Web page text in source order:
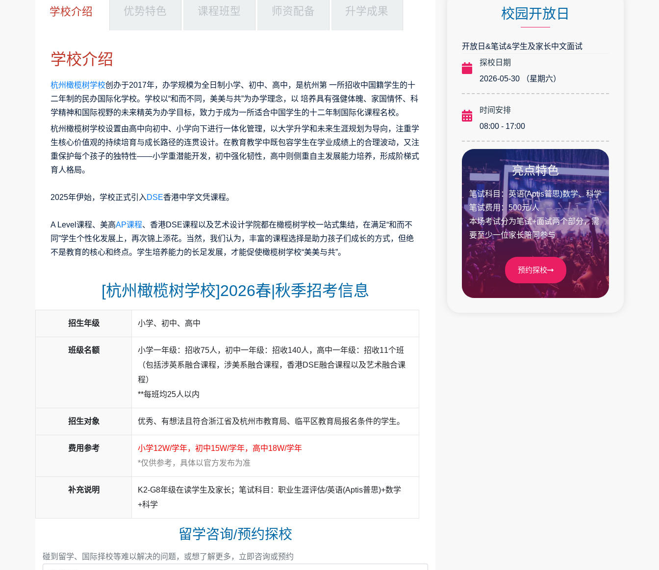
学校介绍 优势特色 课程班型 师资配备 升学成果
学校介绍
杭州橄榄树学校创办于2017年，办学规模为全日制小学、初中、高中，是杭州第 一所招收中国籍学生的十
二年制的民办国际化学校。学校以“和而不同，美美与共”为办学理念，以 培养具有强健体魄、家国情怀、科
学精神和国际视野的未来精英为办学目标，致力于成为一所适合中国学生的十二年制国际化课程名校。
杭州橄榄树学校设置由高中向初中、小学向下进行一体化管理，以大学升学和未来生涯规划为导向，注重学
生核心价值观的持续培育与成长路径的连贯设计。在教育教学中既包容学生在学业成绩上的合理波动，又注
重保护每个孩子的独特性——小学重潜能开发，初中强化韧性，高中则侧重自主发展能力培养，形成阶梯式
育人格局。
2025年伊始，学校正式引入 DSE香港中学文凭课程。
A Level课程、美高AP课程、香港DSE课程以及艺术设计学院都在橄榄树学校一站式集结，在满足“和而不
同”学生个性化发展上，再次锦上添花。当然，我们认为，丰富的课程选择是助力孩子们成长的方式，但绝
不是教育的核心和终点。学生培养能力的长足发展，才能促使橄榄树学校“美美与共”。
[杭州橄榄树学校]2026春|秋季招考信息
招生年级 小学、初中、高中
班级名额
小学一年级：招收75人，初中一年级：招收140人，高中一年级：招收11个班
（包括涉英系融合课程，涉美系融合课程，香港DSE融合课程以及艺术融合课
程）
**每班均25人以内
招生对象 优秀、有想法且符合浙江省及杭州市教育局、临平区教育局报名条件的学生。
费用参考
小学12W/学年，初中15W/学年，高中18W/学年
*仅供参考，具体以官方发布为准
补充说明
K2-G8年级在读学生及家长；笔试科目：职业生涯评估/英语(Aptis普思)+数学
+科学
留学咨询/预约探校
碰到留学、国际择校等难以解决的问题，或想了解更多，立即咨询或预约
校园开放日
开放日&笔试&学生及家长中文面试
探校日期
2026-05-30 （星期六）
时间安排
08:00 - 17:00
亮点特色
笔试科目：英语(Aptis普思)数学、科学
笔试费用：500元/人
本场考试分为笔试+面试两个部分，需
要至少一位家长陪同参与
预约探校